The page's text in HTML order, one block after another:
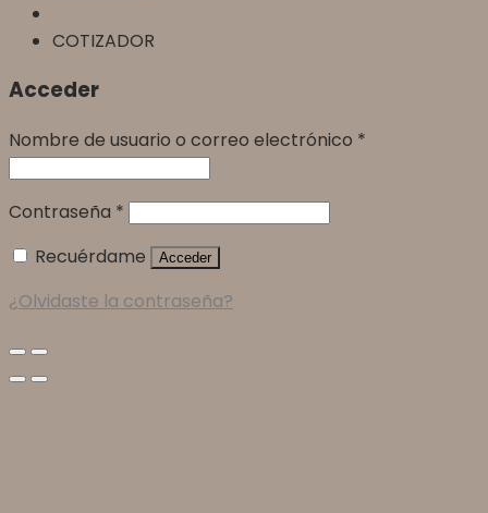
COTIZADOR
Acceder
Nombre de usuario o correo electrónico *
Contraseña *
Recuérdame
Acceder
¿Olvidaste la contraseña?